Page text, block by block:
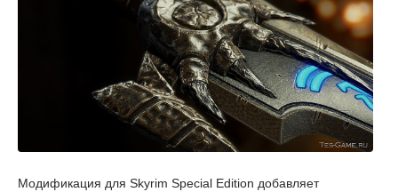
Модификация для Skyrim Special Edition добавляет